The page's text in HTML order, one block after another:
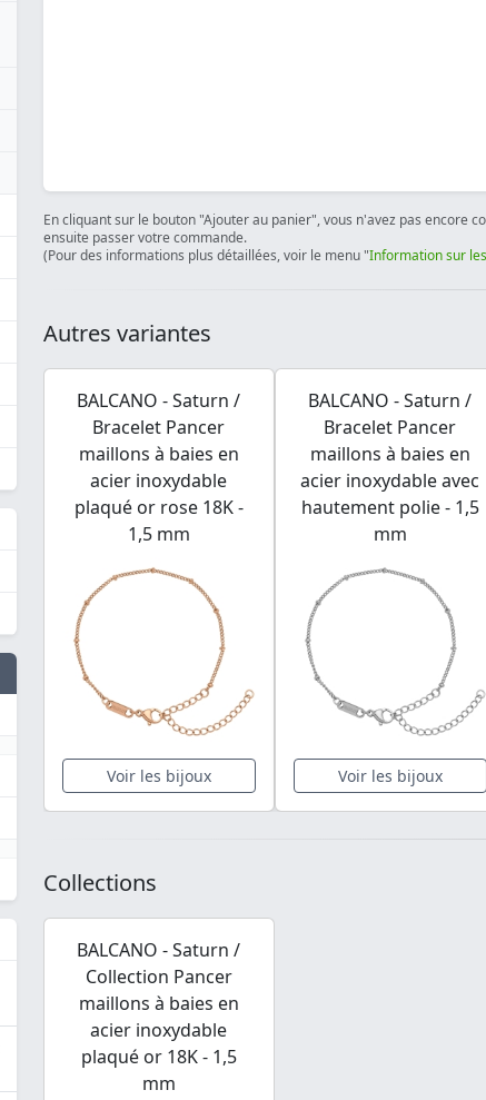
En cliquant sur le bouton "Ajouter au panier", vous n'avez pas encore
ensuite passer votre commande.
(Pour des informations plus détaillées, voir le menu "Information sur
Autres variantes
BALCANO - Saturn /
Bracelet Pancer
maillons à baies en
acier inoxydable
plaqué or rose 18K -
1,5 mm
Voir les bijoux
BALCANO - Saturn /
Bracelet Pancer
maillons à baies en
acier inoxydable avec
hautement polie - 1,5
mm
Voir les bijoux
Collections
BALCANO - Saturn /
Collection Pancer
maillons à baies en
acier inoxydable
plaqué or 18K - 1,5
mm